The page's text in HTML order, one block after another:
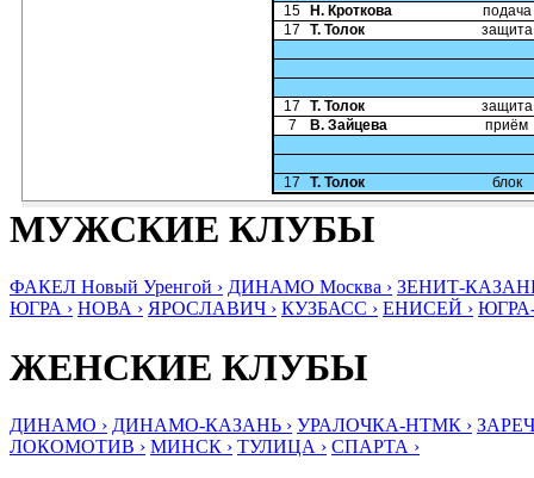
15 Н. Кроткова
подача
17
Т. Толок защита
17 Т. Толок
защита
7
В. Зайцева приём
17 Т. Толок блок
МУЖСКИЕ КЛУБЫ
ФАКЕЛ Новый Уренгой › ДИНАМО Москва › ЗЕНИТ-
ЮГРА › НОВА › ЯРОСЛАВИЧ › КУЗБАСС › ЕНИСЕЙ ›
ЖЕНСКИЕ КЛУБЫ
ДИНАМО › ДИНАМО-КАЗАНЬ › УРАЛОЧКА-НТМК ›
ЛОКОМОТИВ › МИНСК › ТУЛИЦА › СПАРТА ›